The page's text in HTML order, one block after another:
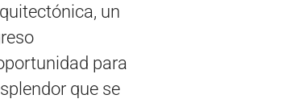
un
para
que se